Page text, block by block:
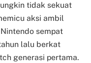
tidak sekuat
aksi ambil
sempat
lalu berkat
generasi pertama.